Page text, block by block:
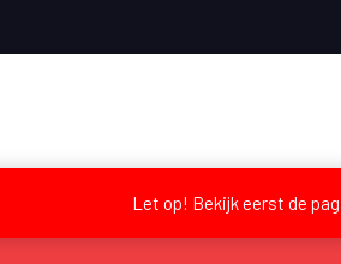
Let op! Bekijk eerst de